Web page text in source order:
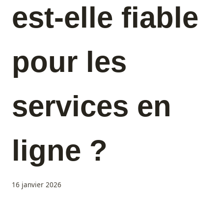
est-elle fiable
pour les
services en
ligne ?
16 janvier 2026